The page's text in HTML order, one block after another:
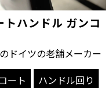
ハンドル ガンコ
ドイツの老舗メーカー
ート
ハンドル回り